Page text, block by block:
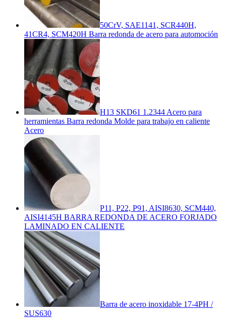
50CrV, SAE1141, SCR440H,
41CR4, SCM420H Barra redonda de acero para automoción
H13 SKD61 1.2344 Acero para
herramientas Barra redonda Molde para trabajo en caliente
Acero
P11, P22, P91, AISI8630, SCM440,
AISI4145H BARRA REDONDA DE ACERO FORJADO
LAMINADO EN CALIENTE
Barra de acero inoxidable 17-4PH /
SUS630